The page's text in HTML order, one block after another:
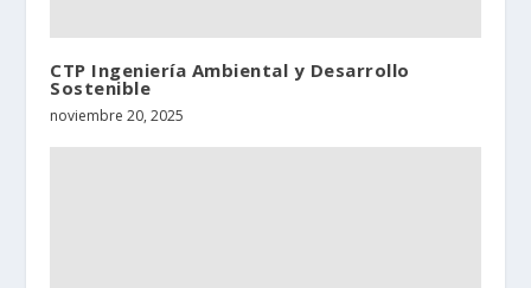
CTP Ingeniería Ambiental y Desarrollo
Sostenible
noviembre 20, 2025